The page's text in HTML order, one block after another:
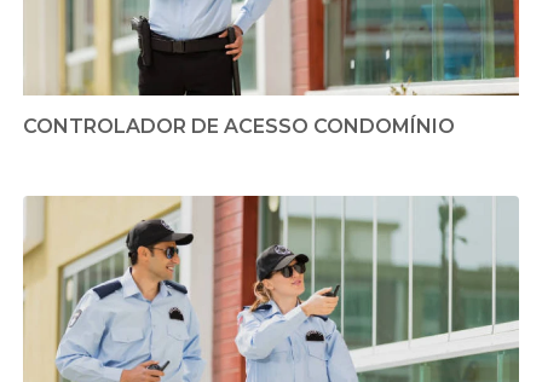
CONTROLADOR DE ACESSO CONDOMÍNIO